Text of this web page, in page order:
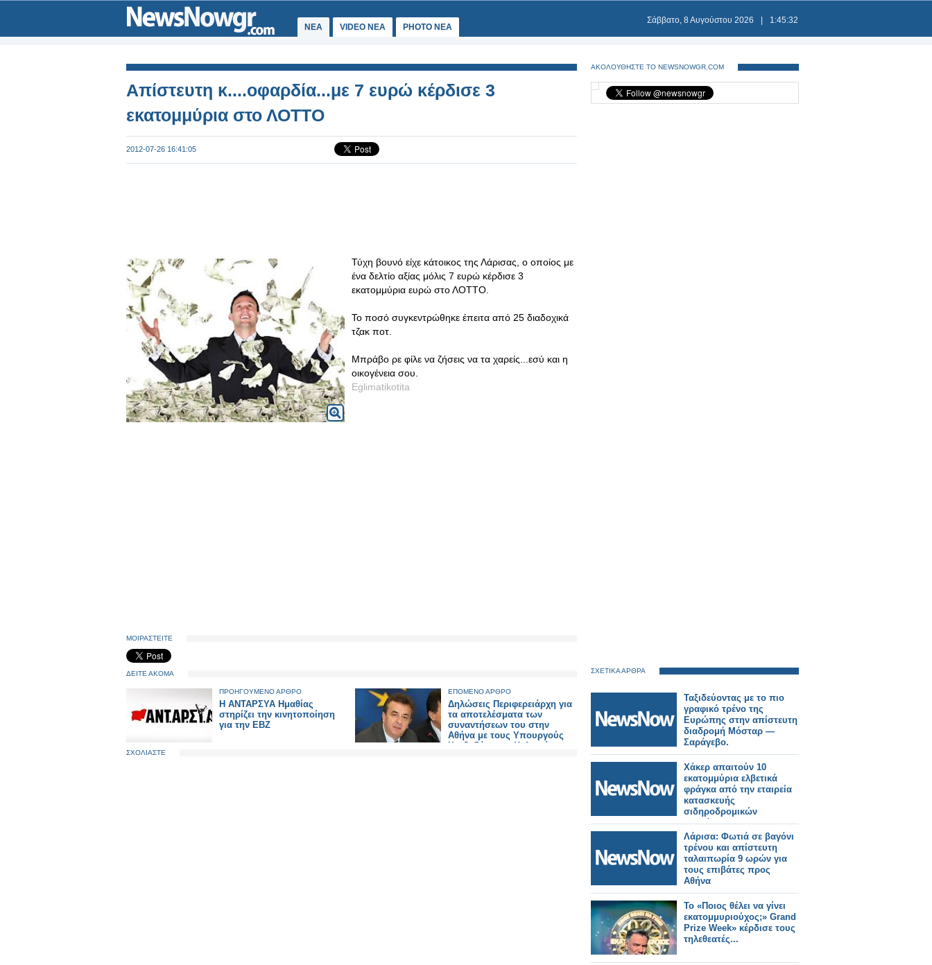
ΝΕΑ VIDEO NEA PHOTO NEA
Σάββατο, 8 Αυγούστου 2026 1:45:32
Απίστευτη κ....οφαρδία...με 7 ευρώ κέρδισε 3
εκατομμύρια στο ΛΟΤΤΟ
2012-07-26 16:41:05
Τύχη βουνό είχε κάτοικος της Λάρισας, ο οποίος με
ένα δελτίο αξίας μόλις 7 ευρώ κέρδισε 3
εκατομμύρια ευρώ στο ΛΟΤΤΟ.
Το ποσό συγκεντρώθηκε έπειτα από 25 διαδοχικά
τζακ ποτ.
Μπράβο ρε φίλε να ζήσεις να τα χαρείς...εσύ και η
οικογένεια σου.
Eglimatikotita
ΜΟΙΡΑΣΤΕΙΤΕ
ΔΕΙΤΕ ΑΚΟΜΑ
ΠΡΟΗΓΟΥΜΕΝΟ ΑΡΘΡΟ
Η ΑΝΤΑΡΣΥΑ Ημαθίας
στηρίζει την κινητοποίηση
για την ΕΒΖ
ΕΠΟΜΕΝΟ ΑΡΘΡΟ
Δηλώσεις Περιφερειάρχη για
τα αποτελέσματα των
συναντήσεων του στην
Αθήνα με τους Υπουργούς
Χατζηδάκη και Καλογιάννη
ΣΧΟΛΙΑΣΤΕ
ΑΚΟΛΟΥΘΗΣΤΕ ΤΟ NEWSNOWGR.COM
ΣΧΕΤΙΚΑ ΑΡΘΡΑ
Ταξιδεύοντας με το πιο
γραφικό τρένο της
Ευρώπης στην απίστευτη
διαδρομή Μόσταρ —
Σαράγεβο.
Χάκερ απαιτούν 10
εκατομμύρια ελβετικά
φράγκα από την εταιρεία
κατασκευής
σιδηροδρομικών
οχημάτων Stadler.
Λάρισα: Φωτιά σε βαγόνι
τρένου και απίστευτη
ταλαιπωρία 9 ωρών για
τους επιβάτες προς
Αθήνα
Το «Ποιος θέλει να γίνει
εκατομμυριούχος;» Grand
Prize Week» κέρδισε τους
τηλεθεατές...